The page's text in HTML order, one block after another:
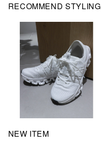
RECOMMEND STYLING
NEW ITEM